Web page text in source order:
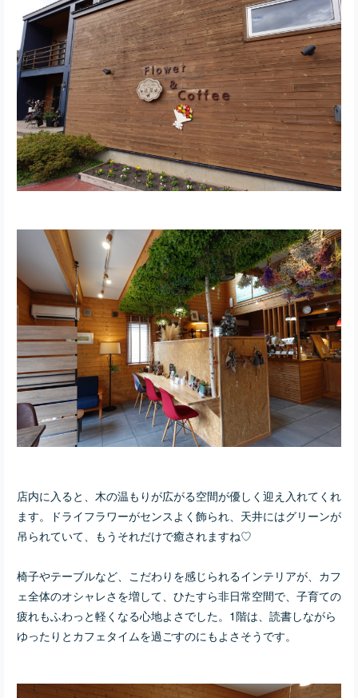
店内に入ると、木の温もりが広がる空間が優しく迎え入れてくれ
ます。
ドライフラワーがセンスよく飾られ、天井にはグリーンが
吊られていて、もうそれだけで癒されますね♡
椅子やテーブルなど、 こだわりを感じられるインテリアが、カフ
ェ全体のオシャレさを増して、 ひたすら非日常空間で、子育ての
疲れもふわっと軽くなる心地よさでした。 1階は、読書しながら
ゆったりとカフェタイムを過ごすのにもよさそうです。